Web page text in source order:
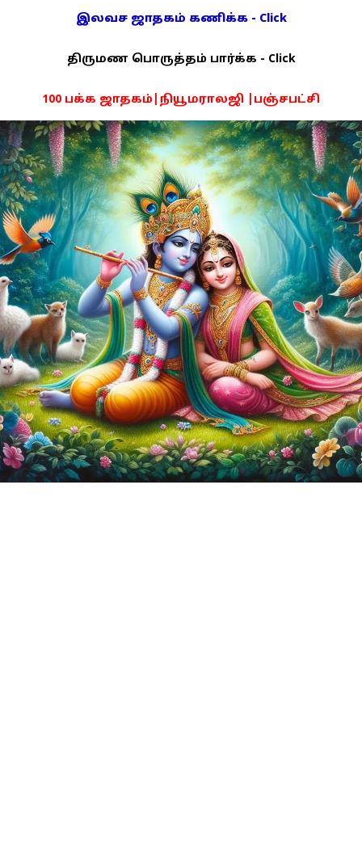
இலவச ஜாதகம் கணிக்க - Click
திருமண பொருத்தம் பார்க்க - Click
100 பக்க ஜாதகம்|நியூமராலஜி |பஞ்சபட்சி
PDF -72மட்டும் -Click